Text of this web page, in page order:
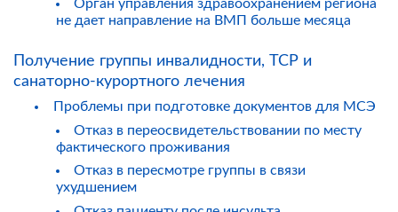
Орган управления здравоохранением региона
не дает направление на ВМП больше месяца
Получение группы инвалидности, ТСР и
санаторно-курортного лечения
Проблемы при подготовке документов для МСЭ
Отказ в переосвидетельствовании по месту
фактического проживания
Отказ в пересмотре группы в связи
ухудшением